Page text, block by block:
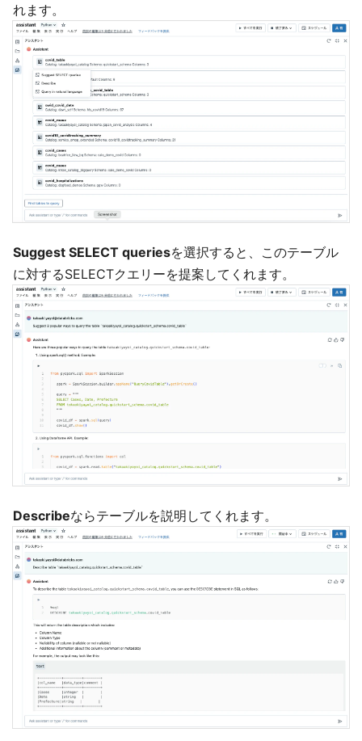
れます。
Suggest SELECT queriesを選択すると、このテーブル
に対するSELECTクエリーを提案してくれます。
Describeならテーブルを説明してくれます。